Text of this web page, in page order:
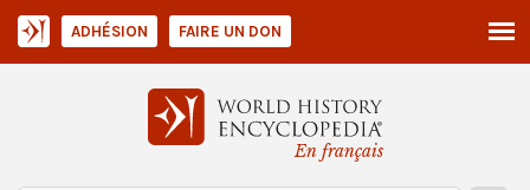
En français
ADHÉSION FAIRE UN DON